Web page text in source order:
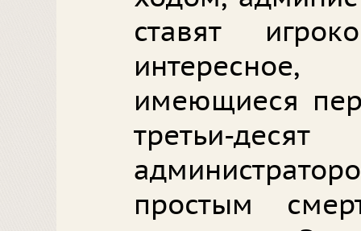
ставят
имеющиеся
третьи-
простым